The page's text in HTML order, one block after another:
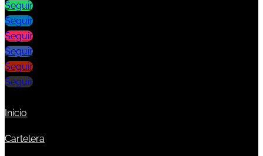
Seguir
Seguir
Seguir
Seguir
Seguir
Seguir
Inicio
Cartelera